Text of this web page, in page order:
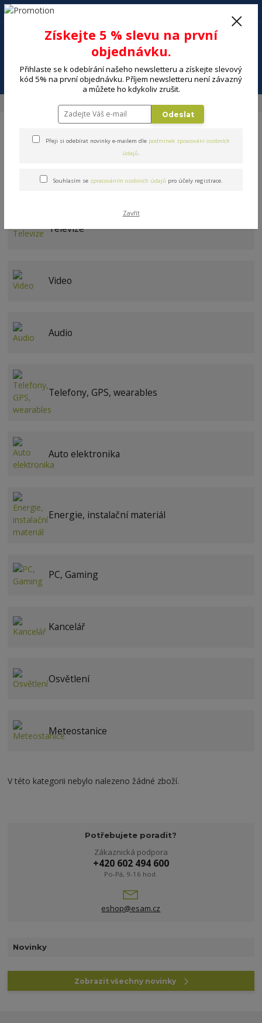
Menu
+420 602 494 600
Dalekohledy
Televize
Video
Audio
Telefony, GPS, wearables
Auto elektronika
Energie, instalační materiál
PC, Gaming
Kancelář
Osvětlení
Meteostanice
V této kategorii nebylo nalezeno žádné zboží.
Potřebujete poradit?
Zákaznická podpora
+420 602 494 600
Po-Pá, 9-16 hod.
eshop@esam.cz
Novinky
Zobrazit všechny novinky
Získejte 5 % slevu na první
objednávku.
Přihlaste se k odebírání našeho newsletteru a získejte slevový
kód 5% na první objednávku. Příjem newsletteru není závazný
a můžete ho kdykoliv zrušit.
Odeslat
Přeji si odebírat novinky e-mailem dle podmínek zpracování osobních
údajů.
Souhlasím se zpracováním osobních údajů pro účely registrace.
Zavřít